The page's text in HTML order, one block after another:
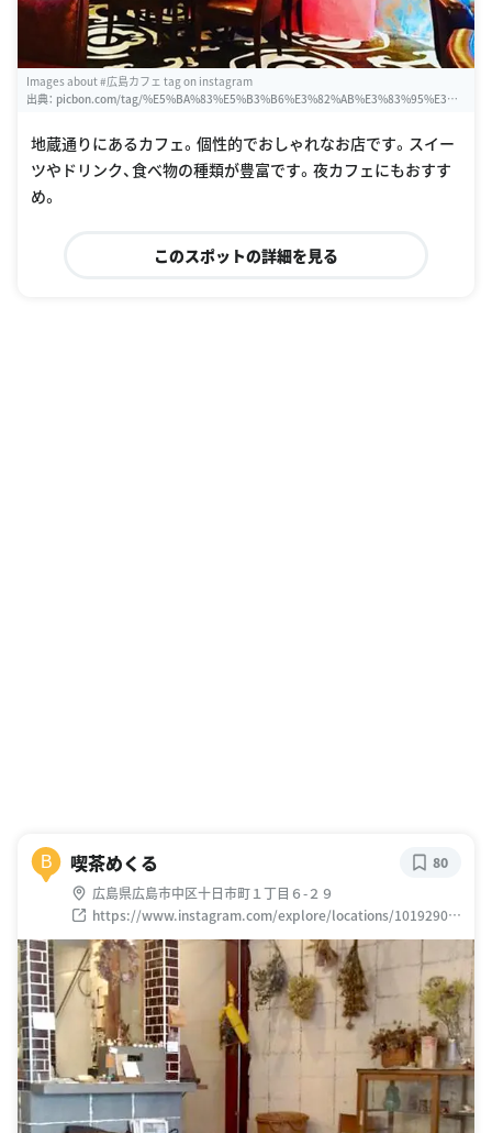
Images about #広島カフェ tag on instagram
出典： picbon.com/tag/%E5%BA%83%E5%B3%B6%E3%82%AB%E3%83%95%E3%8
地蔵通りにあるカフェ。個性的でおしゃれなお店です。スイー
ツやドリンク、食べ物の種類が豊富です。夜カフェにもおすす
め。
このスポットの詳細を見る
B 喫茶めくる
広島県広島市中区十日市町１丁目６-２９
https://www.instagram.com/explore/locations/10192904
85
80